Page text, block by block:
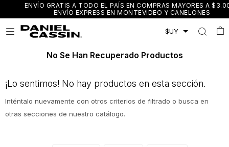
ENVÍO GRATIS A TODO EL PAÍS EN COMPRAS MAYORES A $3.000 /
ENVÍO EXPRESS EN MONTEVIDEO Y CANELONES

No Se Han Recuperado Productos
¡Lo sentimos! No hay productos en esta sección.
Inténtalo nuevamente con otros criterios de filtrado o busca en
otras secciones de nuestro catálogo.